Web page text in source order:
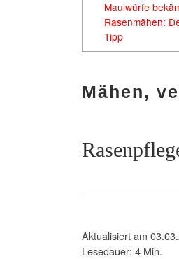
Maulwürfe
Rasenmähen:
Tipp
Mähen,
Aktualisiert am
Lesedauer: 4 Min.